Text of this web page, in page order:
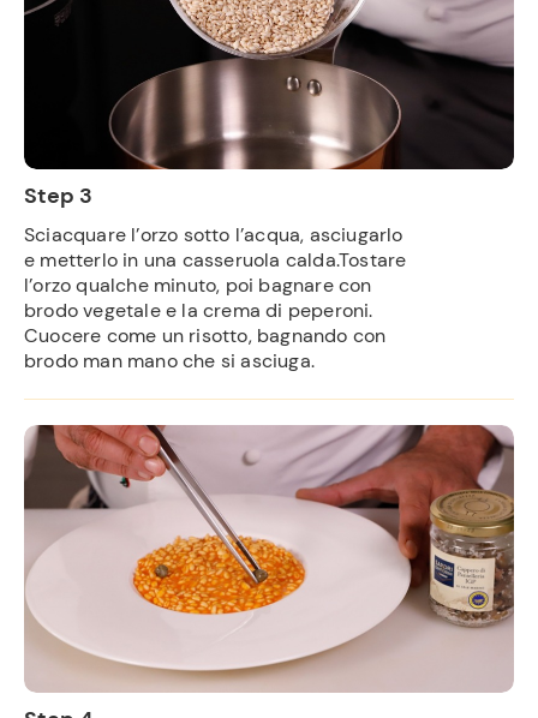
Step 3
Sciacquare l’orzo sotto l’acqua, asciugarlo
e metterlo in una casseruola calda.Tostare
l’orzo qualche minuto, poi bagnare con
brodo vegetale e la crema di peperoni.
Cuocere come un risotto, bagnando con
brodo man mano che si asciuga.